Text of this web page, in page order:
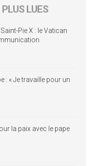
LUES
Pie X : le Vatican
: « Je travaille pour un
la paix avec le pape